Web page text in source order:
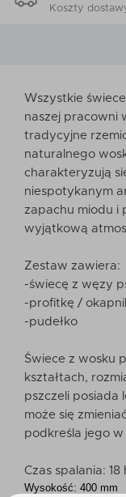
Koszty
Wszystkie
naszej pracowni
tradycyjne
naturalnego
charakteryzują
niespotykanym
zapachu miodu i
wyjątkową
Zestaw zawiera:
-świecę z węzy
-profitkę /
-pudełko
Świece z wosku
kształtach,
pszczeli posiada
może się
podkreśla jego
Czas spalania: 18
Wysokość: 400 mm